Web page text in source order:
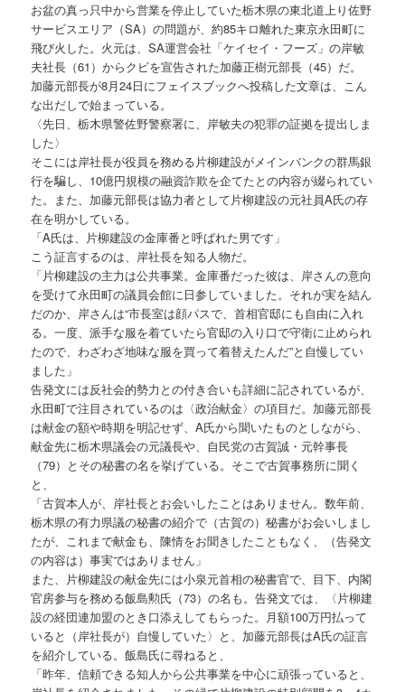
お盆の真っ只中から営業を停止していた栃木県の東北道上り佐野
サービスエリア（SA）の問題が、約85キロ離れた東京永田町に
飛び火した。火元は、SA運営会社「ケイセイ・フーズ」の岸敏
夫社長（61）からクビを宣告された加藤正樹元部長（45）だ。
加藤元部長が8月24日にフェイスブックへ投稿した文章は、こん
な出だしで始まっている。
〈先日、栃木県警佐野警察署に、岸敏夫の犯罪の証拠を提出しま
した〉
そこには岸社長が役員を務める片柳建設がメインバンクの群馬銀
行を騙し、10億円規模の融資詐欺を企てたとの内容が綴られてい
た。また、加藤元部長は協力者として片柳建設の元社員A氏の存
在を明かしている。
「A氏は、片柳建設の金庫番と呼ばれた男です」
こう証言するのは、岸社長を知る人物だ。
「片柳建設の主力は公共事業。金庫番だった彼は、岸さんの意向
を受けて永田町の議員会館に日参していました。それが実を結ん
だのか、岸さんは“市長室は顔パスで、首相官邸にも自由に入れ
る。一度、派手な服を着ていたら官邸の入り口で守衛に止められ
たので、わざわざ地味な服を買って着替えたんだ”と自慢してい
ました」
告発文には反社会的勢力との付き合いも詳細に記されているが、
永田町で注目されているのは〈政治献金〉の項目だ。加藤元部長
は献金の額や時期を明記せず、A氏から聞いたものとしながら、
献金先に栃木県議会の元議長や、自民党の古賀誠・元幹事長
（79）とその秘書の名を挙げている。そこで古賀事務所に聞く
と、
「古賀本人が、岸社長とお会いしたことはありません。数年前、
栃木県の有力県議の秘書の紹介で（古賀の）秘書がお会いしまし
たが、これまで献金も、陳情をお聞きしたこともなく、（告発文
の内容は）事実ではありません」
また、片柳建設の献金先には小泉元首相の秘書官で、目下、内閣
官房参与を務める飯島勲氏（73）の名も。告発文では、〈片柳建
設の経団連加盟のとき口添えしてもらった。月額100万円払って
いると（岸社長が）自慢していた〉と、加藤元部長はA氏の証言
を紹介している。飯島氏に尋ねると、
「昨年、信頼できる知人から公共事業を中心に頑張っていると、